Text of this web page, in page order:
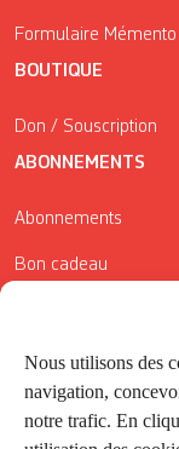
Nous utilisons des
navigation,
notre trafic. En
Formulaire Mémento
BOUTIQUE
Don / Souscription
ABONNEMENTS
Abonnements
Bon cadeau
Conditions
Réductions de la
Application